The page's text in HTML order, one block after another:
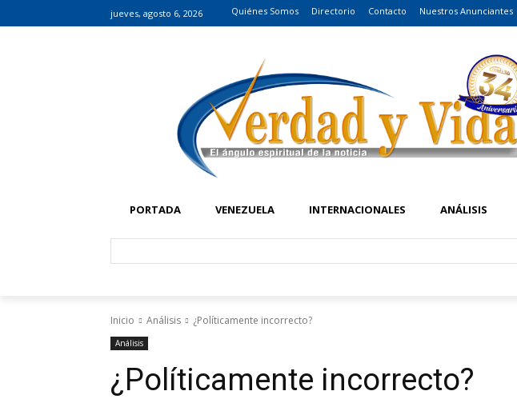
jueves, agosto 6, 2026 Quiénes Somos Directorio Contacto Nuestros Anunciantes
PORTADA VENEZUELA INTERNACIONALES ANÁLISIS
Inicio Análisis ¿Políticamente incorrecto?
Análisis
¿Políticamente incorrecto?